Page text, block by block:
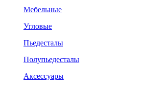
Мебельные
Угловые
Пьедесталы
Полупьедесталы
Аксессуары